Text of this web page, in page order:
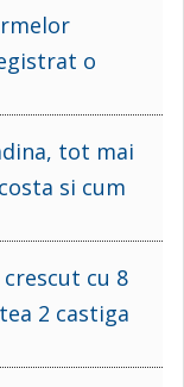
o
tot mai
si cum
cu 8
2 castiga